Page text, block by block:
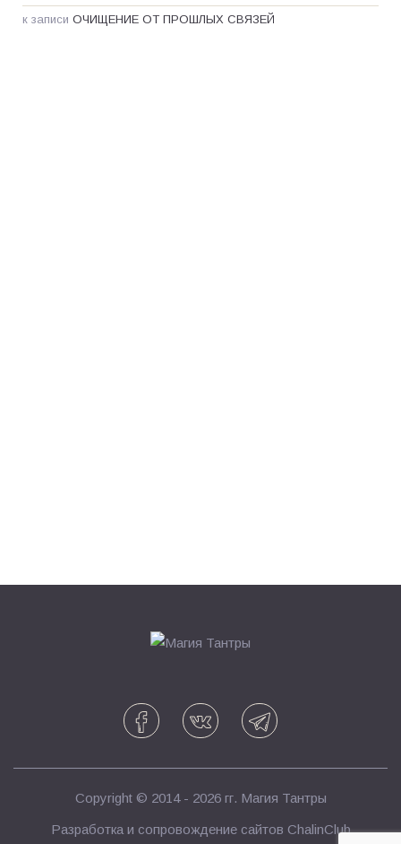
к записи ОЧИЩЕНИЕ ОТ ПРОШЛЫХ СВЯЗЕЙ
Copyright © 2014 - 2026 гг. Магия Тантры
Разработка и сопровождение сайтов ChalinClub